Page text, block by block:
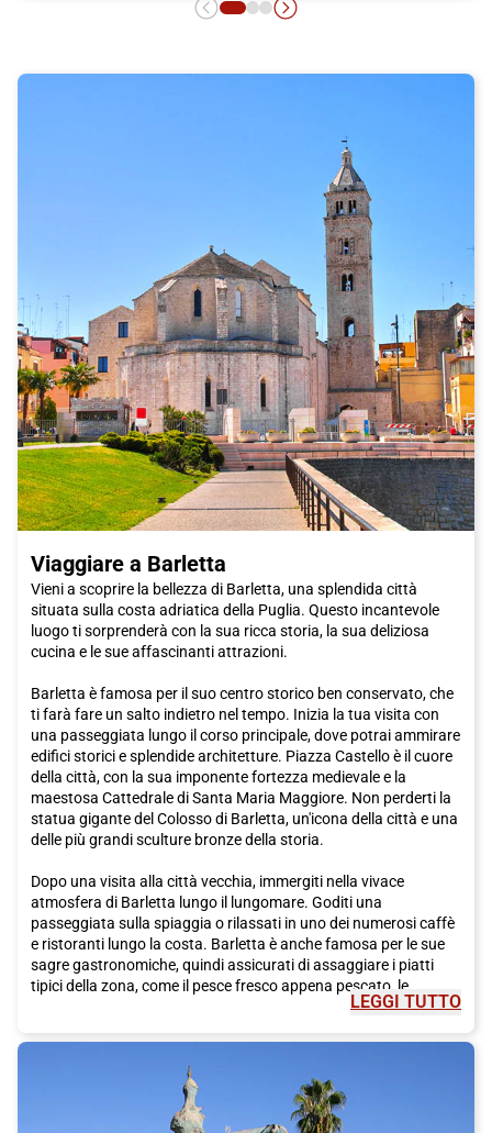
Viaggiare a Barletta
Vieni a scoprire la bellezza di Barletta, una splendida città
situata sulla costa adriatica della Puglia. Questo incantevole
luogo ti sorprenderà con la sua ricca storia, la sua deliziosa
cucina e le sue affascinanti attrazioni.
Barletta è famosa per il suo centro storico ben conservato, che
ti farà fare un salto indietro nel tempo. Inizia la tua visita con
una passeggiata lungo il corso principale, dove potrai ammirare
edifici storici e splendide architetture. Piazza Castello è il cuore
della città, con la sua imponente fortezza medievale e la
maestosa Cattedrale di Santa Maria Maggiore. Non perderti la
statua gigante del Colosso di Barletta, un'icona della città e una
delle più grandi sculture bronze della storia.
Dopo una visita alla città vecchia, immergiti nella vivace
atmosfera di Barletta lungo il lungomare. Goditi una
passeggiata sulla spiaggia o rilassati in uno dei numerosi caffè
e ristoranti lungo la costa. Barletta è anche famosa per le sue
sagre gastronomiche, quindi assicurati di assaggiare i piatti
tipici della zona, come il pesce fresco appena pescato, le
orecchiette con le cime di rapa o i taralli pugliesi.
magnifica fortezza costruita dai Normanni nel XII secolo.
Esplora le imponenti mura e visita il museo all'interno, che
racconta la storia del castello e della città. Passeggiando per le
LEGGI TUTTO